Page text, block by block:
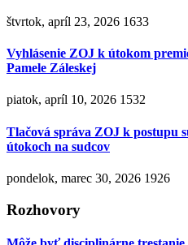
štvrtok, apríl 23, 2026 1633
Vyhlásenie ZOJ k útokom
Pamele Záleskej
piatok, apríl 10, 2026 1532
Tlačová správa ZOJ k postupu
útokoch na sudcov
pondelok, marec 30, 2026 1926
Rozhovory